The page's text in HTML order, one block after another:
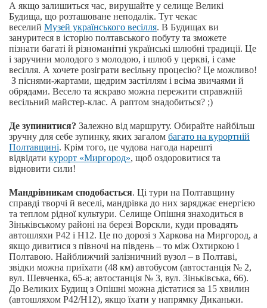
А якщо залишиться час, вирушайте у селище Великі
Будища, що розташоване неподалік. Тут чекає
веселий Музей українського весілля. В Будищах ви
зануритеся в історію полтавського побуту та зможете
пізнати багаті й різноманітні українські шлюбні традиції. Це
і заручини молодого з молодою, і шлюб у церкві, і саме
весілля. А хочете розіграти весільну процесію? Це можливо!
З піснями-жартами, щедрим застіллям і всіма звичаями й
обрядами. Весело та яскраво можна пережити справжній
весільний майстер-клас. А раптом знадобиться? ;)
Де зупинитися? Залежно від маршруту. Обирайте найбільш
зручну для себе зупинку, яких загалом багато на курортній
Полтавщині. Крім того, це чудова нагода нарешті
відвідати курорт «Миргород», щоб оздоровитися та
відновити сили!
Мандрівникам сподобається. Ці тури на Полтавщину
справді творчі й веселі, мандрівка до них заряджає енергією
та теплом рідної культури. Селище Опішня знаходиться в
Зіньківському районі на березі Ворскли, куди провадять
автошляхи Р42 і Н12. Це по дорозі з Харкова на Миргород, а
якщо дивитися з півночі на південь – то між Охтиркою і
Полтавою. Найближчий залізничний вузол – в Полтаві,
звідки можна приїхати (48 км) автобусом (автостанція № 2,
вул. Шевченка, 65-а; автостанція № 3, вул. Зіньківська, 66).
До Великих Будищ з Опішні можна дістатися за 15 хвилин
(автошляхом Р42/Н12), якщо їхати у напрямку Диканьки.